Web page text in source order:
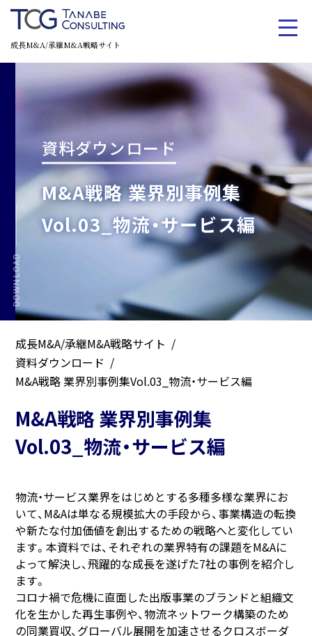
成長M&A/承継M&A戦略サイト
資料ダウンロード
M&A戦略 業界別事例集
Vol.03_物流・サービス編
成長M&A/承継M&A戦略サイト
資料ダウンロード
M&A戦略 業界別事例集Vol.03_物流・サービス編
M&A戦略 業界別事例集
Vol.03_物流・サービス編
物流・サービス業界をはじめとする多種多様な業界にお
いて、M&Aは単なる規模拡大の手段から、事業構造の転換
や新たな付加価値を創出するための戦略へと変化してい
ます。本資料では、それぞれの業界特有の課題をM&Aに
よって解決し、飛躍的な成長を遂げた7社の事例を紹介し
ます。
コロナ禍で危機に直面した出版事業のブランドと組織文
化を生かした再生事例や、物流ネットワーク構築のため
の同業買収、グローバル展開を加速させるクロスボーダ